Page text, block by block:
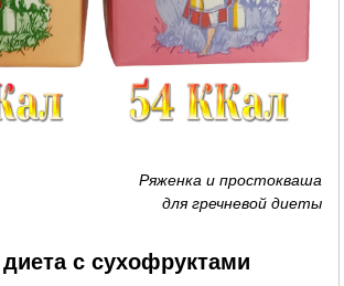
Ряженка и простокваша
для гречневой диеты
с сухофруктами